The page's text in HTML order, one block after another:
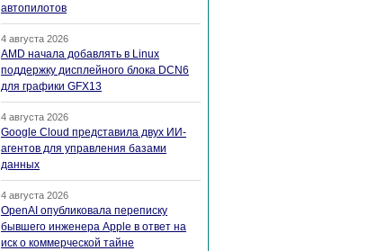
автопилотов
4 августа 2026
AMD начала добавлять в Linux
поддержку дисплейного блока DCN6
для графики GFX13
4 августа 2026
Google Cloud представила двух ИИ-
агентов для управления базами
данных
4 августа 2026
OpenAI опубликовала переписку
бывшего инженера Apple в ответ на
иск о коммерческой тайне